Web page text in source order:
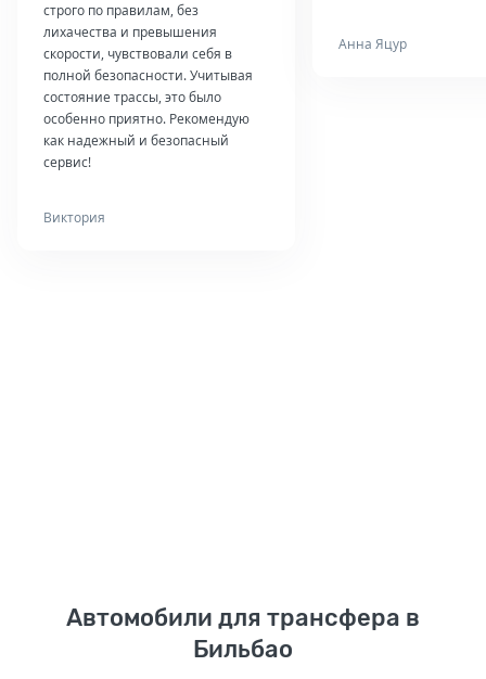
строго по правилам, без
лихачества и превышения
скорости, чувствовали себя в
полной безопасности. Учитывая
состояние трассы, это было
особенно приятно. Рекомендую
как надежный и безопасный
сервис!
Виктория
Анна Яцур
Автомобили для трансфера в
Бильбао